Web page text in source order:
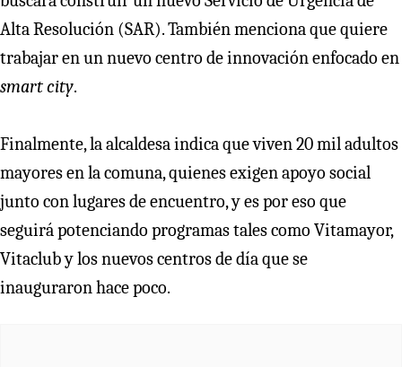
Alta Resolución (SAR). También menciona que quiere
trabajar en un nuevo centro de innovación enfocado en
smart city.
Finalmente, la alcaldesa indica que viven 20 mil adultos
mayores en la comuna, quienes exigen apoyo social
junto con lugares de encuentro, y es por eso que
seguirá potenciando programas tales como Vitamayor,
Vitaclub y los nuevos centros de día que se
inauguraron hace poco.